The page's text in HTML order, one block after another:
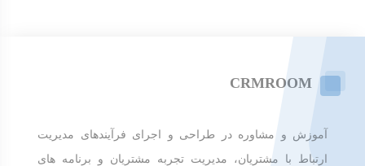
CRMROOM
آموزش و مشاوره در طراحی و اجرای فرآیندهای مدیریت
ارتباط با مشتریان، مدیریت تجربه مشتریان و برنامه های